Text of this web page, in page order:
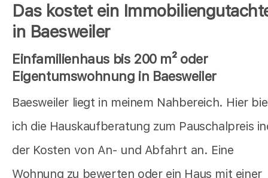
Das kostet ein
in Baesweiler
Einfamilienhaus bis 200 m² oder
Eigentumswohnung in Baesweiler
Baesweiler liegt in meinem Nahbereich. Hier
ich die Hauskaufberatung zum Pauschalpreis
der Kosten von An- und Abfahrt an. Eine
Wohnung zu bewerten oder ein Haus mit einer